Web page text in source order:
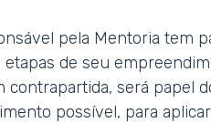
pela Mentoria tem
de seu
contrapartida, será papel
possível, para